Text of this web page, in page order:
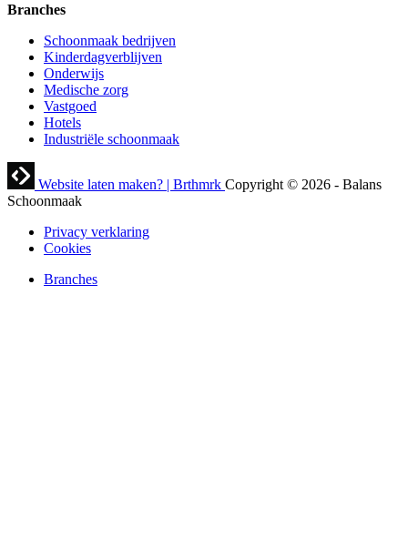
Branches
Schoonmaak bedrijven
Kinderdagverblijven
Onderwijs
Medische zorg
Vastgoed
Hotels
Industriële schoonmaak
Website laten maken? | Brthmrk Copyright © 2026 - Balans
Schoonmaak
Privacy verklaring
Cookies
Branches